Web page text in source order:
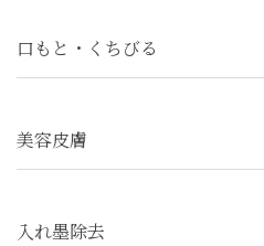
口もと・くちびる
美容皮膚
入れ墨除去